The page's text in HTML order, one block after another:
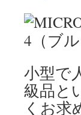
小型で
級品と
くお求